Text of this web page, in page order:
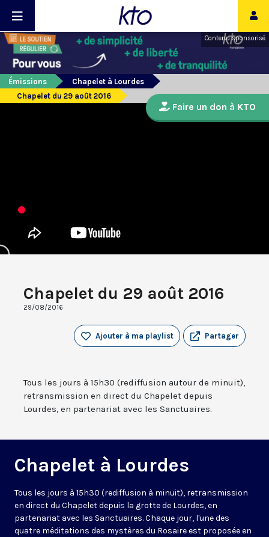
Contenu sponsorisé
Émissions
Chapelet à Lourdes
Chapelet du 29 août 2016
Chapelet du 29 août 2016
29/08/2016
Partager
Ajouter à ma playlist
Tous les jours à 15h30 (rediffusion autour de minuit),
retransmission en direct du Chapelet depuis
Lourdes, en partenariat avec les Sanctuaires.
Chapelet à Lourdes
Tous les jours à 15h30 (rediffusion à minuit), retransmission
en direct du Chapelet depuis la grotte de Lourdes, en
partenariat avec les Sanctuaires. Chaque jour, l'une des
quatre méditations des mystères du Rosaire est proposée en
Faire un don à KTO